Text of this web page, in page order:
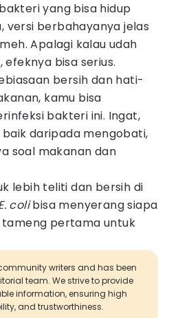
yang bisa hidup
versi berbahayanya jelas
Apalagi kalau udah
bisa serius.
bersih dan hati-
kamu bisa
bakteri ini. Ingat,
daripada mengobati,
soal makanan dan
lebih teliti dan bersih di
colibisa menyerang siapa
tameng pertama untuk
writers and has been
team. We strive to provide
information, ensuring high
and trustworthiness.